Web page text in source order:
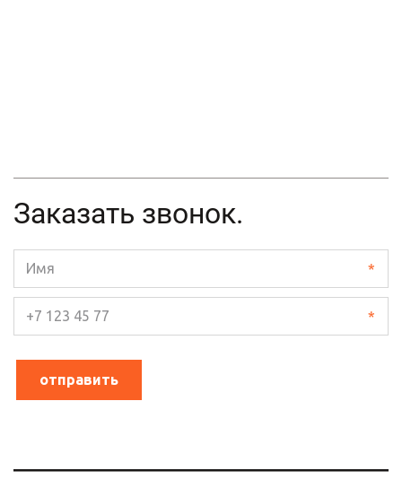
Заказать звонок.
*
*
отправить